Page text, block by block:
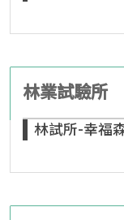
林業試驗所
林試所-幸福